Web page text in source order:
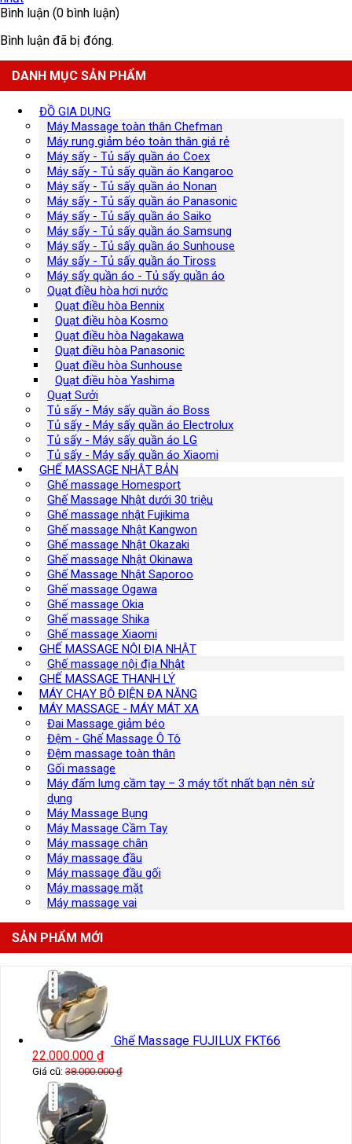
Bình luận (0 bình luận)
Bình luận đã bị đóng.
DANH MỤC SẢN PHẨM
ĐỒ GIA DỤNG
Máy Massage toàn thân Chefman
Máy rung giảm béo toàn thân giá rẻ
Máy sấy - Tủ sấy quần áo Coex
Máy sấy - Tủ sấy quần áo Kangaroo
Máy sấy - Tủ sấy quần áo Nonan
Máy sấy - Tủ sấy quần áo Panasonic
Máy sấy - Tủ sấy quần áo Saiko
Máy sấy - Tủ sấy quần áo Samsung
Máy sấy - Tủ sấy quần áo Sunhouse
Máy sấy - Tủ sấy quần áo Tiross
Máy sấy quần áo - Tủ sấy quần áo
Quạt điều hòa hơi nước
Quạt điều hòa Bennix
Quạt điều hòa Kosmo
Quạt điều hòa Nagakawa
Quạt điều hòa Panasonic
Quạt điều hòa Sunhouse
Quạt điều hòa Yashima
Quạt Sưởi
Tủ sấy - Máy sấy quần áo Boss
Tủ sấy - Máy sấy quần áo Electrolux
Tủ sấy - Máy sấy quần áo LG
Tủ sấy - Máy sấy quần áo Xiaomi
GHẾ MASSAGE NHẬT BẢN
Ghế massage Homesport
Ghế Massage Nhật dưới 30 triệu
Ghế massage nhật Fujikima
Ghế massage Nhật Kangwon
Ghế massage Nhật Okazaki
Ghế massage Nhật Okinawa
Ghế Massage Nhật Saporoo
Ghế massage Ogawa
Ghế massage Okia
Ghế massage Shika
Ghế massage Xiaomi
GHẾ MASSAGE NỘI ĐỊA NHẬT
Ghế massage nội địa Nhật
GHẾ MASSAGE THANH LÝ
MÁY CHẠY BỘ ĐIỆN ĐA NĂNG
MÁY MASSAGE - MÁY MÁT XA
Đai Massage giảm béo
Đệm - Ghế Massage Ô Tô
Đệm massage toàn thân
Gối massage
Máy đấm lưng cầm tay – 3 máy tốt nhất bạn nên sử
dụng
Máy Massage Bụng
Máy Massage Cầm Tay
Máy massage chân
Máy massage đầu
Máy massage đầu gối
Máy massage mặt
Máy massage vai
SẢN PHẨM MỚI
Ghế Massage FUJILUX FKT66
22.000.000 ₫
Giá cũ: 38.000.000₫